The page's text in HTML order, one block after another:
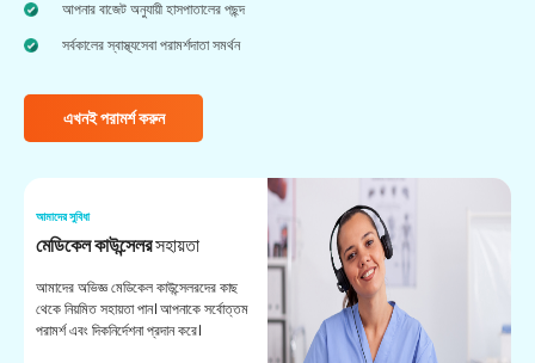
আপনার বাজেট অনুযায়ী হাসপাতালের পছন্দ
সর্বকালের স্বাস্থ্যসেবা পরামর্শদাতা সমর্থন
এখনই পরামর্শ করুন
আমাদের সুবিধা
মেডিকেল কাউন্সেলরসহায়তা
আমাদের অভিজ্ঞ মেডিকেল কাউন্সেলরদের কাছ
থেকে নিয়মিত সহায়তা পান। আপনাকে সর্বোত্তম
পরামর্শ এবং দিকনির্দেশনা প্রদান করে।